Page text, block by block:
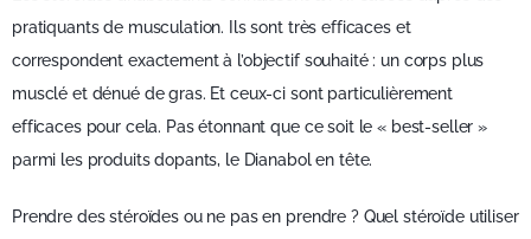
pratiquants de musculation. Ils sont très efficaces et
correspondent exactement à l’objectif souhaité : un corps plus
musclé et dénué de gras. Et ceux-ci sont particulièrement
efficaces pour cela. Pas étonnant que ce soit le « best-seller »
parmi les produits dopants, le Dianabol en tête.
Prendre des stéroïdes ou ne pas en prendre ? Quel stéroïde utiliser